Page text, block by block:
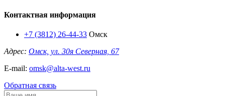
Контактная информация
+7 (3812) 26-44-33 Омск
Адрес: Омск, ул. 30я Северная, 67
E-mail: omsk@alta-west.ru
Обратная связь